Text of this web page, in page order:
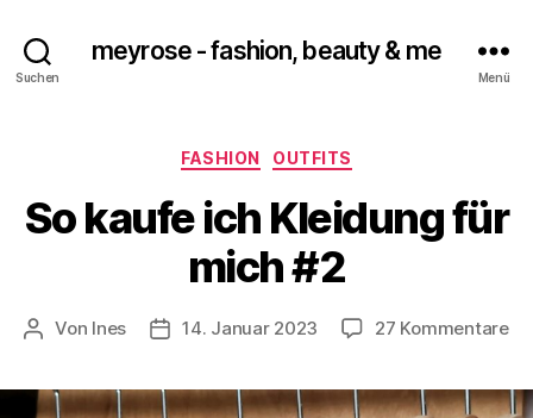
Suchen
meyrose - fashion, beauty & me
Menü
Kategorien
FASHION OUTFITS
So kaufe ich Kleidung für
mich #2
Beitragsautor
Von Ines Veröffentlichungsdatum
14. Januar 2023 27 Kommentarezu
ich